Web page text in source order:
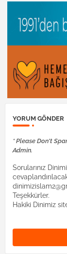
YORUM GÖNDER
* Please Don't
Admin.
Sorularınız
Teşekkürler.
Hakiki Dinimiz